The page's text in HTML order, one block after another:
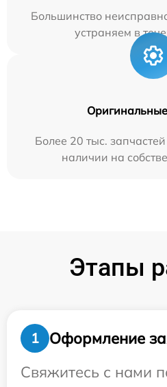
Большинство
устраняем в
Более 20 тыс.
наличии на
Этапы
1
Оформление
Свяжитесь с нами